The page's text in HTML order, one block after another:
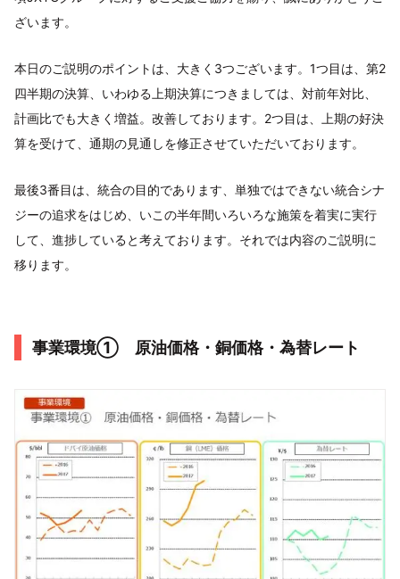
ざいます。
本日のご説明のポイントは、大きく3つございます。1つ目は、第2
四半期の決算、いわゆる上期決算につきましては、対前年対比、
計画比でも大きく増益。改善しております。2つ目は、上期の好決
算を受けて、通期の見通しを修正させていただいております。
最後3番目は、統合の目的であります、単独ではできない統合シナ
ジーの追求をはじめ、いこの半年間いろいろな施策を着実に実行
して、進捗していると考えております。それでは内容のご説明に
移ります。
事業環境① 原油価格・銅価格・為替レート